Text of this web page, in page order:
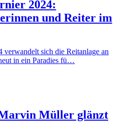
2024:
und Reiter im
sich die Reitanlage an
in ein Paradies fü…
Müller glänzt